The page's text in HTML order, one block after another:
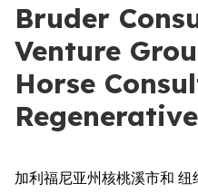
Bruder
Venture
Horse
加利福尼亚州核桃溪市和